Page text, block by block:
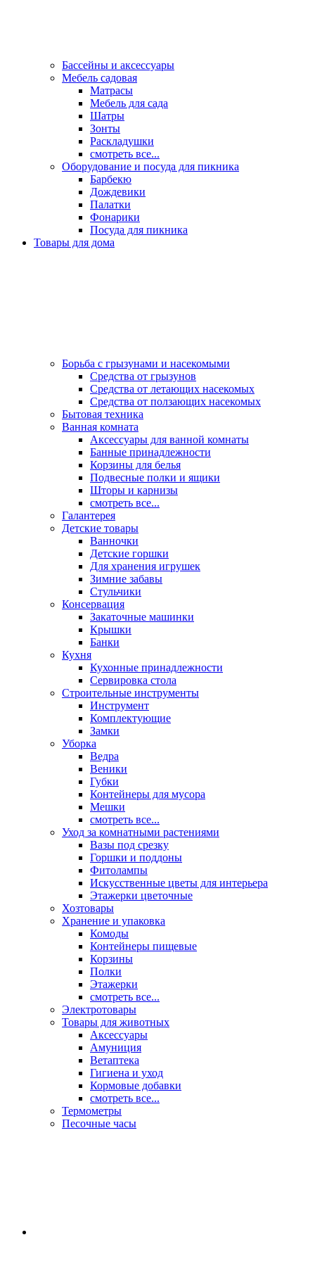
Бассейны и аксессуары
Мебель садовая
Матрасы
Мебель для сада
Шатры
Зонты
Раскладушки
смотреть все...
Оборудование и посуда для пикника
Барбекю
Дождевики
Палатки
Фонарики
Посуда для пикника
Товары для дома
Борьба с грызунами и насекомыми
Средства от грызунов
Средства от летающих насекомых
Средства от ползающих насекомых
Бытовая техника
Ванная комната
Аксессуары для ванной комнаты
Банные принадлежности
Корзины для белья
Подвесные полки и ящики
Шторы и карнизы
смотреть все...
Галантерея
Детские товары
Ванночки
Детские горшки
Для хранения игрушек
Зимние забавы
Стульчики
Консервация
Закаточные машинки
Крышки
Банки
Кухня
Кухонные принадлежности
Сервировка стола
Строительные инструменты
Инструмент
Комплектующие
Замки
Уборка
Ведра
Веники
Губки
Контейнеры для мусора
Мешки
смотреть все...
Уход за комнатными растениями
Вазы под срезку
Горшки и поддоны
Фитолампы
Искусственные цветы для интерьера
Этажерки цветочные
Хозтовары
Хранение и упаковка
Комоды
Контейнеры пищевые
Корзины
Полки
Этажерки
смотреть все...
Электротовары
Товары для животных
Аксессуары
Амуниция
Ветаптека
Гигиена и уход
Кормовые добавки
смотреть все...
Термометры
Песочные часы